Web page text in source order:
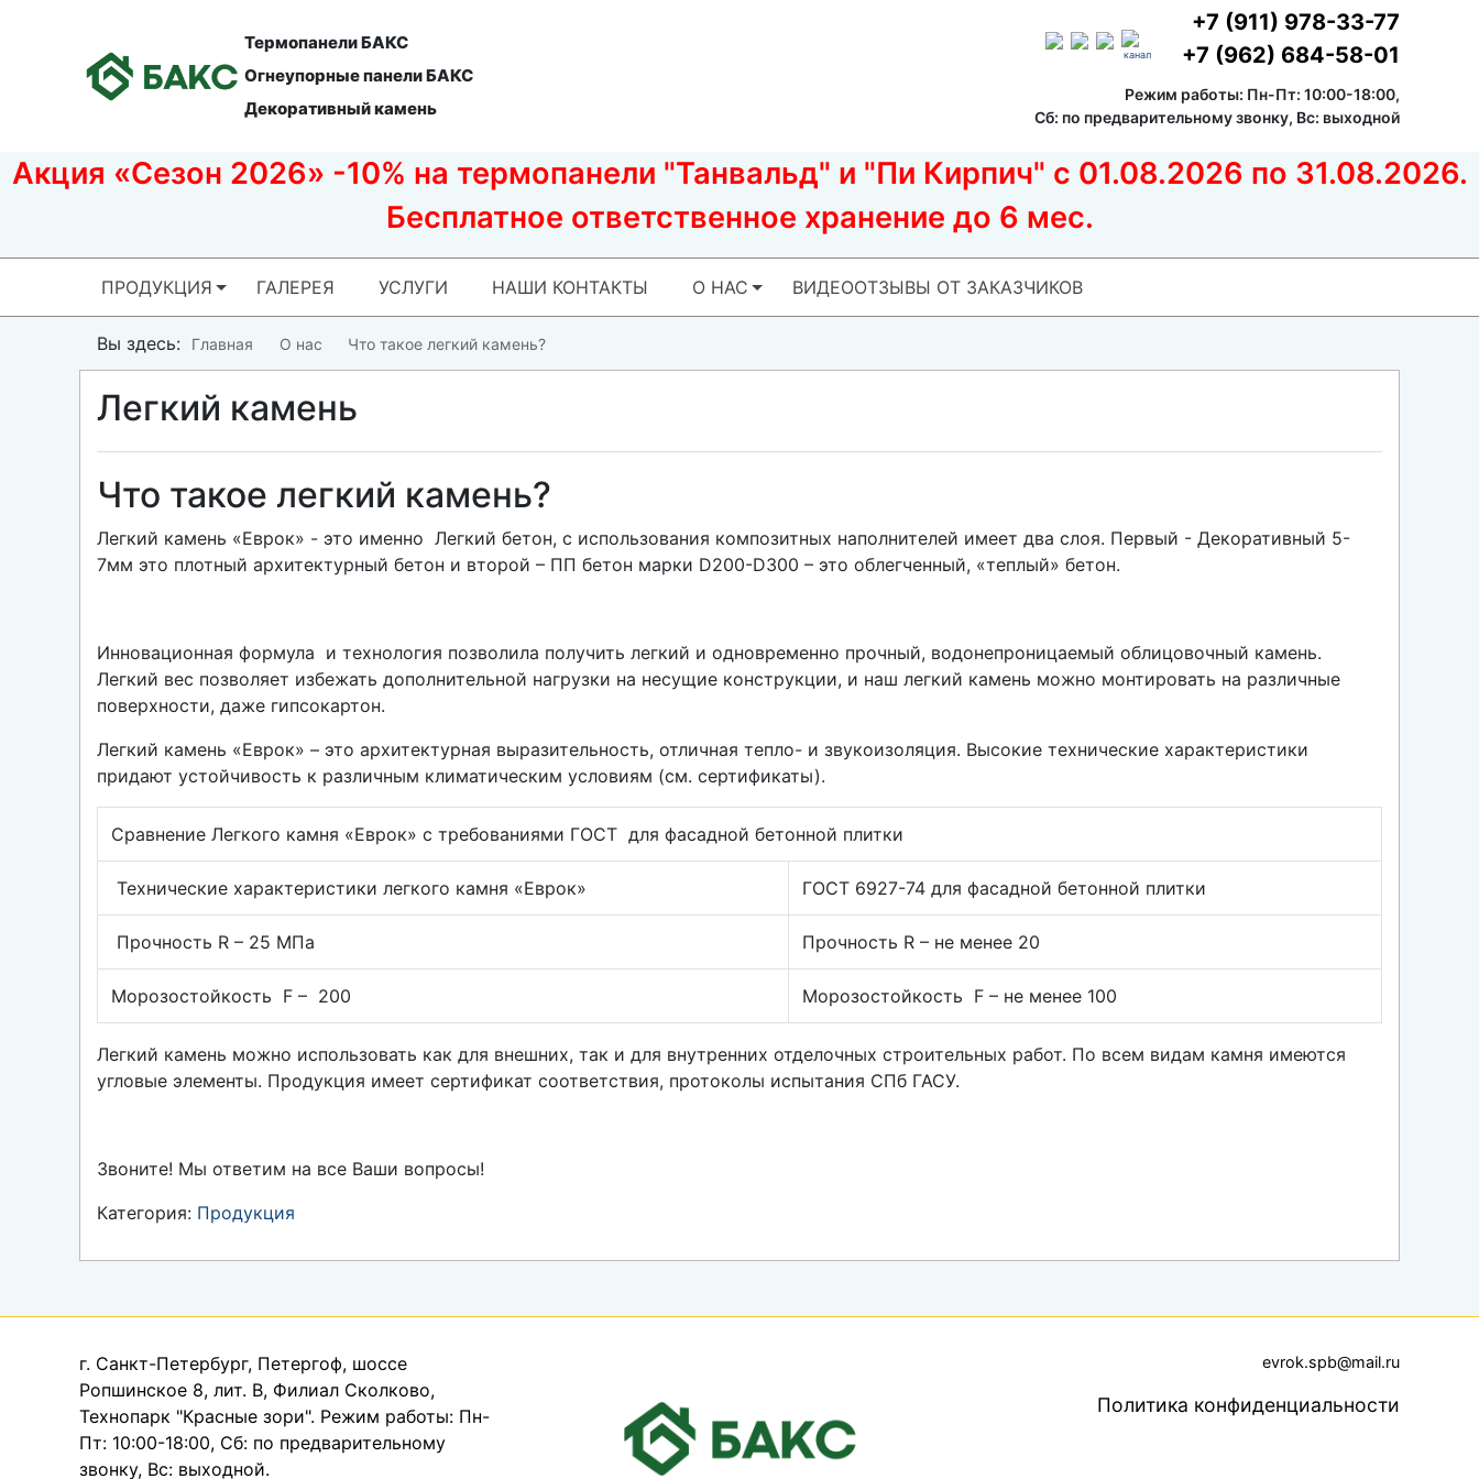
Термопанели БАКС
Огнеупорные панели БАКС
Декоративный камень
канал
+7 (911) 978-33-77
+7 (962) 684-58-01
Режим работы: Пн-Пт: 10:00-18:00,
Сб: по предварительному звонку, Вс: выходной
Акция «Сезон 2026» -10% на термопанели "Танвальд" и "Пи Кирпич" с 01.08.2026 по 31.08.2026.
Бесплатное ответственное хранение до 6 мес.
ПРОДУКЦИЯ ГАЛЕРЕЯ УСЛУГИ НАШИ КОНТАКТЫ О НАС ВИДЕООТЗЫВЫ ОТ ЗАКАЗЧИКОВ
Вы здесь: Главная О нас Что такое легкий камень?
Легкий камень
Что такое легкий камень?
Легкий камень «Еврок» - это именно Легкий бетон, с использования композитных наполнителей имеет два слоя. Первый - Декоративный 5-
7мм это плотный архитектурный бетон и второй – ПП бетон марки D200-D300 – это облегченный, «теплый» бетон.
Инновационная формула и технология позволила получить легкий и одновременно прочный, водонепроницаемый облицовочный камень.
Легкий вес позволяет избежать дополнительной нагрузки на несущие конструкции, и наш легкий камень можно монтировать на различные
поверхности, даже гипсокартон.
Легкий камень «Еврок» – это архитектурная выразительность, отличная тепло- и звукоизоляция. Высокие технические характеристики
придают устойчивость к различным климатическим условиям (см. сертификаты).
Сравнение Легкого камня «Еврок» с требованиями ГОСТ для фасадной бетонной плитки
Технические характеристики легкого камня «Еврок» ГОСТ 6927-74 для фасадной бетонной плитки
Прочность R – 25 МПа Прочность R – не менее 20
Морозостойкость F – 200 Морозостойкость F – не менее 100
Легкий камень можно использовать как для внешних, так и для внутренних отделочных строительных работ. По всем видам камня имеются
угловые элементы. Продукция имеет сертификат соответствия, протоколы испытания СПб ГАСУ.
Звоните! Мы ответим на все Ваши вопросы!
Категория: Продукция
г. Санкт-Петербург, Петергоф, шоссе
Ропшинское 8, лит. В, Филиал Сколково,
Технопарк "Красные зори". Режим работы: Пн-
Пт: 10:00-18:00, Сб: по предварительному
звонку, Вс: выходной.
evrok.spb@mail.ru
Политика конфиденциальности